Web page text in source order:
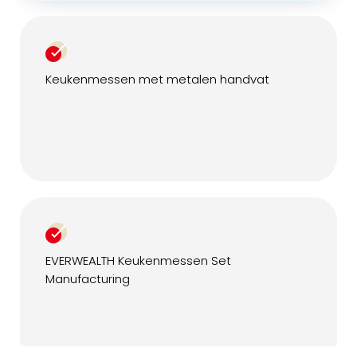
Keukenmessen met metalen handvat
EVERWEALTH Keukenmessen Set
Manufacturing